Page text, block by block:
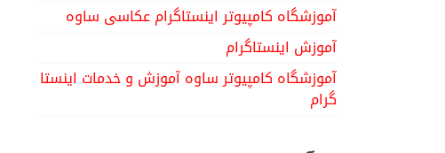
آموزشگاه کامپیوتر اینستاگرام عکاسی ساوه
آموزش اینستاگرام
آموزشگاه کامپیوتر ساوه آموزش و خدمات اینستا
گرام